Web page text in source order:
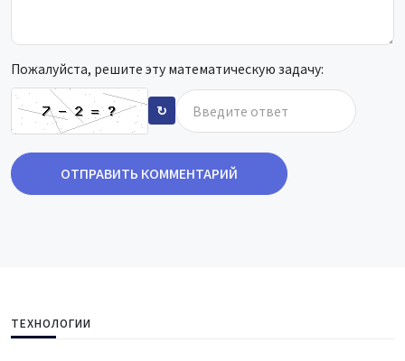
Пожалуйста, решите эту математическую задачу:
↻
ОТПРАВИТЬ КОММЕНТАРИЙ
ТЕХНОЛОГИИ